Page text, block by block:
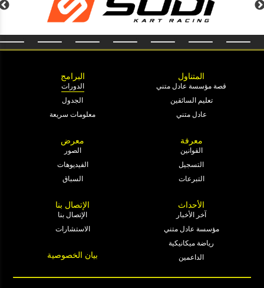
المتناول
قصة مؤسسة عادل متني
تعليم السائقين
عادل متني
البرامج
الدورات
الجدول
معلومات سريعة
معرفة
القوانين
التسجيل
التبرعات
معرض
الصور
الفيديوهات
السباق
الأحداث
آخر الأخبار
مؤسسة عادل متني
رياضة ميكانيكية
الداعمين
الإتصال بنا
الإتصال بنا
الاستشارات
بيان الخصوصية